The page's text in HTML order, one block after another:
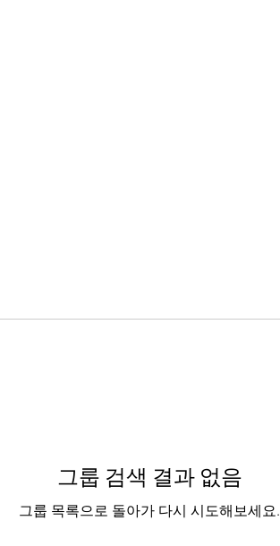
그룹 검색 결과 없음
그룹 목록으로 돌아가 다시 시도해보세요.